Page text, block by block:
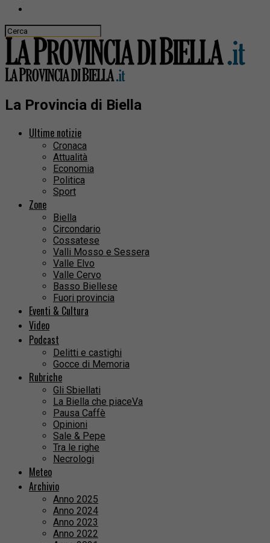
La Provincia di Biella
Ultime notizie
Cronaca
Attualità
Economia
Politica
Sport
Zone
Biella
Circondario
Cossatese
Valli Mosso e Sessera
Valle Elvo
Valle Cervo
Basso Biellese
Fuori provincia
Eventi & Cultura
Video
Podcast
Delitti e castighi
Gocce di Memoria
Rubriche
Gli Sbiellati
La Biella che piaceVa
Pausa Caffè
Opinioni
Sale & Pepe
Tra le righe
Necrologi
Meteo
Archivio
Anno 2025
Anno 2024
Anno 2023
Anno 2022